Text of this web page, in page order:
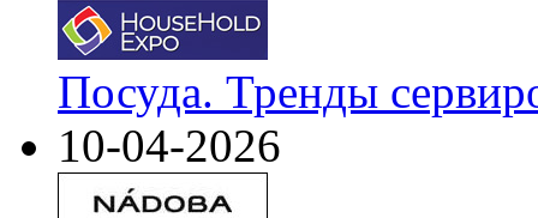
Посуда. Тренды
10-04-2026